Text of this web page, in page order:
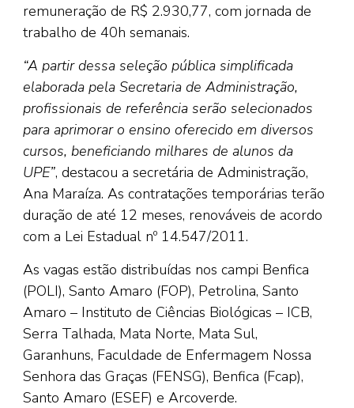
remuneração de R$ 2.930,77, com jornada de
trabalho de 40h semanais.
“A partir dessa seleção pública simplificada
elaborada pela Secretaria de Administração,
profissionais de referência serão selecionados
para aprimorar o ensino oferecido em diversos
cursos, beneficiando milhares de alunos da
UPE”, destacou a secretária de Administração,
Ana Maraíza. As contratações temporárias terão
duração de até 12 meses, renováveis de acordo
com a Lei Estadual nº 14.547/2011.
As vagas estão distribuídas nos campi Benfica
(POLI), Santo Amaro (FOP), Petrolina, Santo
Amaro – Instituto de Ciências Biológicas – ICB,
Serra Talhada, Mata Norte, Mata Sul,
Garanhuns, Faculdade de Enfermagem Nossa
Senhora das Graças (FENSG), Benfica (Fcap),
Santo Amaro (ESEF) e Arcoverde.